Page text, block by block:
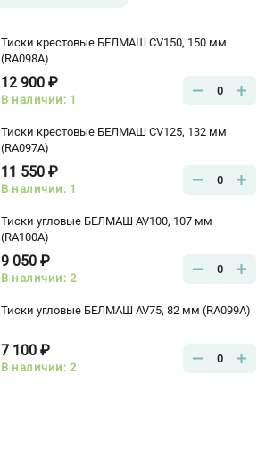
Тиски крестовые БЕЛМАШ CV150, 150 мм
(RA098A)
12 900 ₽
В наличии: 1
0
Тиски крестовые БЕЛМАШ CV125, 132 мм
(RA097A)
11 550 ₽
В наличии: 1
0
Тиски угловые БЕЛМАШ AV100, 107 мм
(RA100A)
9 050 ₽
В наличии: 2
0
Тиски угловые БЕЛМАШ AV75, 82 мм (RA099A)
7 100 ₽
В наличии: 2
0